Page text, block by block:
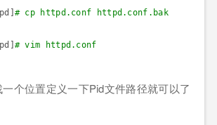
# cp httpd.conf httpd.conf.bak
# vim httpd.conf
个位置定义一下Pid文件路径就可以了